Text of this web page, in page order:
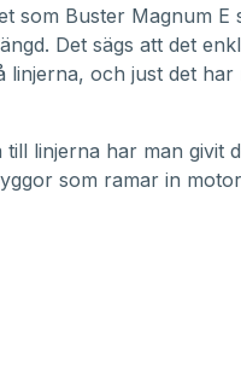
som Buster Magnum
Det sägs att det
och just det har
linjerna har man givit
som ramar in